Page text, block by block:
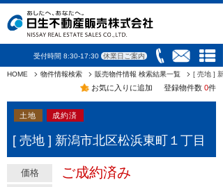
受付時間 8:30-17:30 休業日ご案内
HOME 物件情報検索 販売物件情報 検索結果一覧 [ 売地 ]
お気に入りに追加 登録物件数 0件
[ 売地 ] 新潟市北区松浜東町１丁目
土地 成約済
価格 ご成約済み